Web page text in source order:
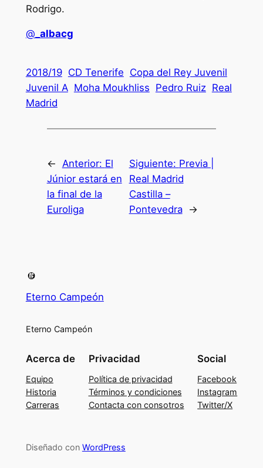
Rodrigo.
@ _albacg
2018/19 CD Tenerife Copa del Rey Juvenil
Juvenil A Moha Moukhliss Pedro Ruiz Real
Madrid
← Anterior: El
Júnior estará en
la final de la
Euroliga
Siguiente: Previa |
Real Madrid
Castilla –
Pontevedra
→
Eterno Campeón
Eterno Campeón
Acerca de
Equipo
Historia
Carreras
Privacidad
Política de privacidad
Términos y condiciones
Contacta con consotros
Social
Facebook
Instagram
Twitter/X
Diseñado con WordPress